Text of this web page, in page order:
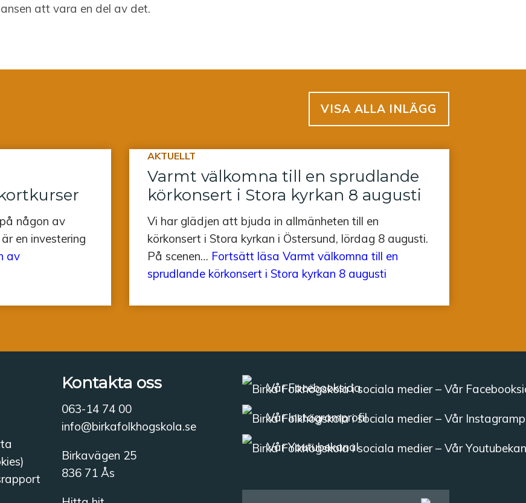
att vara en del av det.
VISA ALLA INLÄGG
någon av
en investering
av
AKTUELLT
Varmt välkomna till en sprudlande
körkonsert i Stora kyrkan 8 augusti
Vi har glädjen att bjuda in allmänheten till en
körkonsert i Stora kyrkan i Östersund, lördag 8 augusti.
På scenen… Fortsätt läsa Varmt välkomna till en
sprudlande körkonsert i Stora kyrkan 8 augusti
Kontakta oss
063-14 74 00
info@birkafolkhogskola.se
Birkavägen 25
836 71 Ås
Vår Facebooksida
Vår Instagramprofil
Vår Youtubekanal